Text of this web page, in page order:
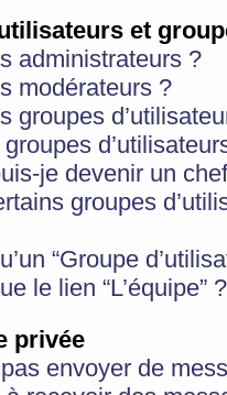
et
administrateurs ?
modérateurs ?
groupes
je devenir un
groupes
“Groupe
le lien “L’équipe” ?
privée
envoyer de